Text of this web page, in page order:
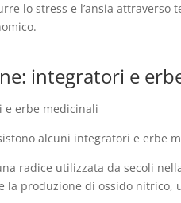
lo stress e l’ansia
integratori e
e erbe medicinali
alcuni integratori e erbe
radice utilizzata da secoli
produzione di ossido nitrico,